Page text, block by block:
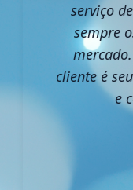
serviço
sempre
cliente é
e